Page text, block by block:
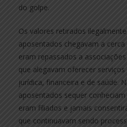
do golpe.
Os valores retirados
aposentados chegavam a cerca
eram repassados a
que alegavam oferecer
jurídica, financeira e de saúde.
aposentados sequer
eram filiados e jamais
que continuavam sendo